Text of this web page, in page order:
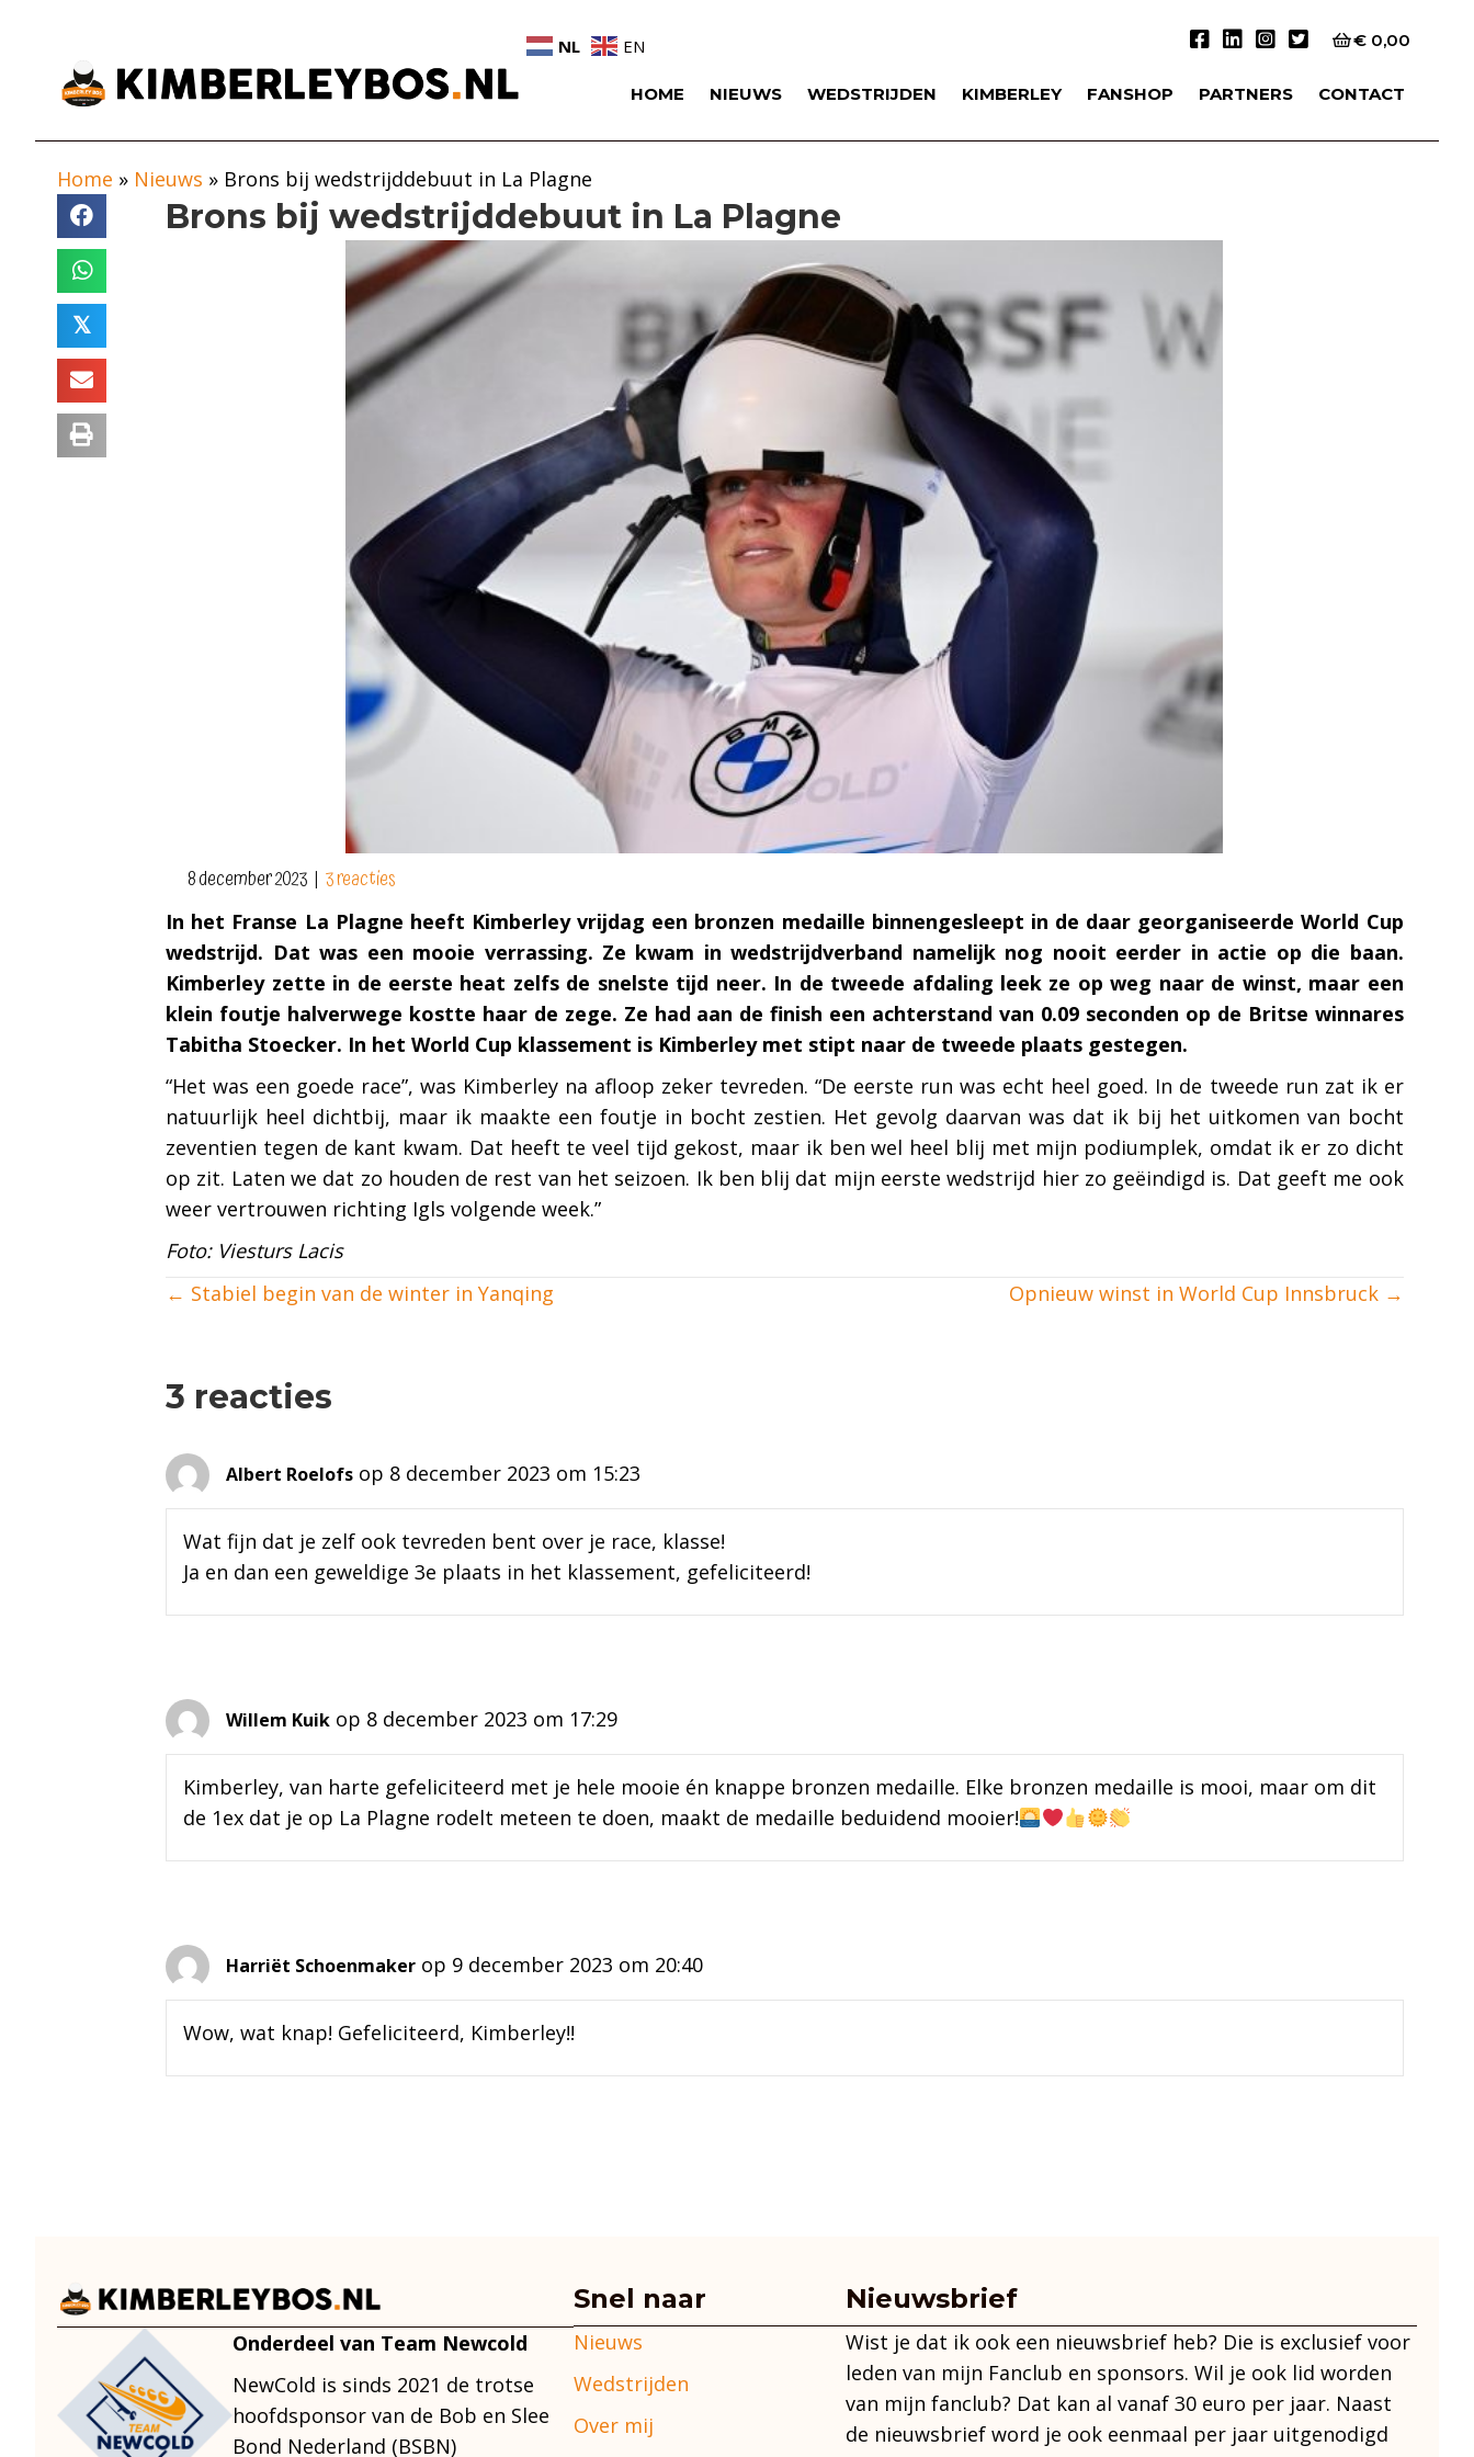
NL EN € 0,00
HOME NIEUWS WEDSTRIJDEN KIMBERLEY FANSHOP PARTNERS CONTACT
Home » Nieuws » Brons bij wedstrijddebuut in La Plagne
𝕏
Brons bij wedstrijddebuut in La Plagne
8 december 2023 | 3 reacties
In het Franse La Plagne heeft Kimberley vrijdag een bronzen medaille binnengesleept in de daar georganiseerde World Cup
wedstrijd. Dat was een mooie verrassing. Ze kwam in wedstrijdverband namelijk nog nooit eerder in actie op die baan.
Kimberley zette in de eerste heat zelfs de snelste tijd neer. In de tweede afdaling leek ze op weg naar de winst, maar een
klein foutje halverwege kostte haar de zege. Ze had aan de finish een achterstand van 0.09 seconden op de Britse winnares
Tabitha Stoecker. In het World Cup klassement is Kimberley met stipt naar de tweede plaats gestegen.
“Het was een goede race”, was Kimberley na afloop zeker tevreden. “De eerste run was echt heel goed. In de tweede run zat ik er
natuurlijk heel dichtbij, maar ik maakte een foutje in bocht zestien. Het gevolg daarvan was dat ik bij het uitkomen van bocht
zeventien tegen de kant kwam. Dat heeft te veel tijd gekost, maar ik ben wel heel blij met mijn podiumplek, omdat ik er zo dicht
op zit. Laten we dat zo houden de rest van het seizoen. Ik ben blij dat mijn eerste wedstrijd hier zo geëindigd is. Dat geeft me ook
weer vertrouwen richting Igls volgende week.”
Foto: Viesturs Lacis
Posts
← Stabiel begin van de winter in Yanqing Opnieuw winst in World Cup Innsbruck →
3 reacties
Albert Roelofs op 8 december 2023 om 15:23
Wat fijn dat je zelf ook tevreden bent over je race, klasse!
Ja en dan een geweldige 3e plaats in het klassement, gefeliciteerd!
Willem Kuik op 8 december 2023 om 17:29
Kimberley, van harte gefeliciteerd met je hele mooie én knappe bronzen medaille. Elke bronzen medaille is mooi, maar om dit
de 1ex dat je op La Plagne rodelt meteen te doen, maakt de medaille beduidend mooier!
Harriët Schoenmaker op 9 december 2023 om 20:40
Wow, wat knap! Gefeliciteerd, Kimberley!!
Onderdeel van Team Newcold
NewCold is sinds 2021 de trotse
hoofdsponsor van de Bob en Slee
Bond Nederland (BSBN)
Snel naar
Nieuws
Wedstrijden
Over mij
Nieuwsbrief
Wist je dat ik ook een nieuwsbrief heb? Die is exclusief voor
leden van mijn Fanclub en sponsors. Wil je ook lid worden
van mijn fanclub? Dat kan al vanaf 30 euro per jaar. Naast
de nieuwsbrief word je ook eenmaal per jaar uitgenodigd